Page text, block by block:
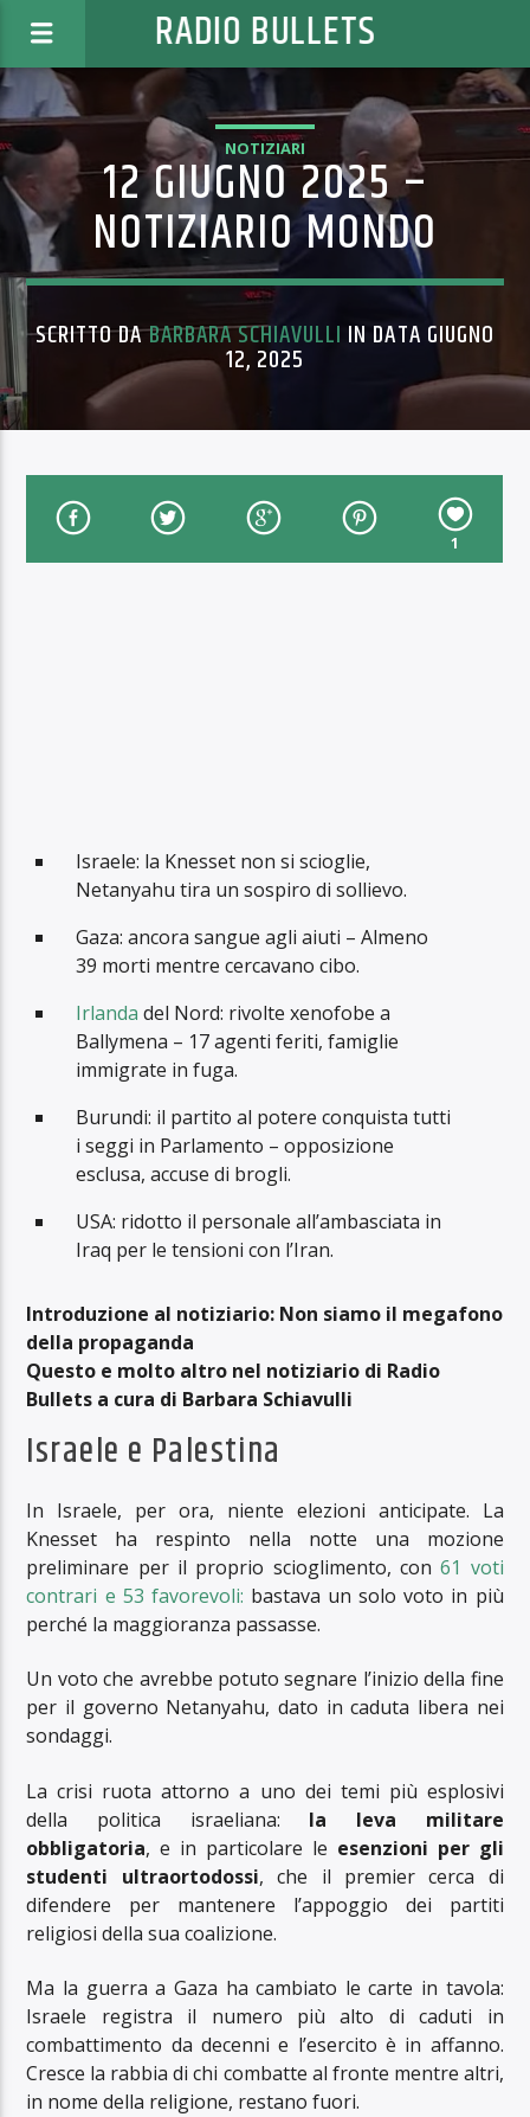
RADIO BULLETS
NOTIZIARI
12 GIUGNO 2025 –
NOTIZIARIO MONDO
SCRITTO DABARBARA SCHIAVULLI IN DATA GIUGNO
12, 2025
1
Israele: la Knesset non si scioglie,
Netanyahu tira un sospiro di sollievo.
Gaza: ancora sangue agli aiuti – Almeno
39 morti mentre cercavano cibo.
Irlanda del Nord: rivolte xenofobe a
Ballymena – 17 agenti feriti, famiglie
immigrate in fuga.
Burundi: il partito al potere conquista tutti
i seggi in Parlamento – opposizione
esclusa, accuse di brogli.
USA: ridotto il personale all’ambasciata in
Iraq per le tensioni con l’Iran.
Introduzione al notiziario: Non siamo il megafono
della propaganda
Questo e molto altro nel notiziario di Radio
Bullets a cura di Barbara Schiavulli
Israele e Palestina
In Israele, per ora, niente elezioni anticipate. La
Knesset ha respinto nella notte una mozione
preliminare per il proprio scioglimento, con61 voti
contrari e 53 favorevoli: bastava un solo voto in più
perché la maggioranza passasse.
Un voto che avrebbe potuto segnare l’inizio della fine
per il governo Netanyahu, dato in caduta libera nei
sondaggi.
La crisi ruota attorno a uno dei temi più esplosivi
della politica israeliana: la leva militare
obbligatoria, e in particolare le esenzioni per gli
studenti ultraortodossi, che il premier cerca di
difendere per mantenere l’appoggio dei partiti
religiosi della sua coalizione.
Ma la guerra a Gaza ha cambiato le carte in tavola:
Israele registra il numero più alto di caduti in
combattimento da decenni e l’esercito è in affanno.
Cresce la rabbia di chi combatte al fronte mentre altri,
in nome della religione, restano fuori.